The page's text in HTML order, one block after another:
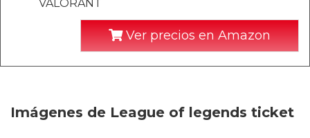
VALORANT
Ver precios en Amazon
Imágenes de League of legends ticket